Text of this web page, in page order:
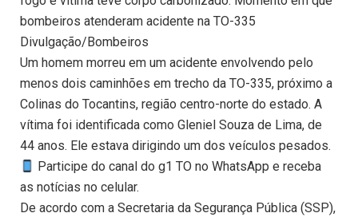
bombeiros atenderam acidente na TO-335
Divulgação/Bombeiros
Um homem morreu em um acidente envolvendo pelo
menos dois caminhões em trecho da TO-335, próximo a
Colinas do Tocantins, região centro-norte do estado. A
vítima foi identificada como Gleniel Souza de Lima, de
44 anos. Ele estava dirigindo um dos veículos pesados.
Participe do canal do g1 TO no WhatsApp e receba
as notícias no celular.
De acordo com a Secretaria da Segurança Pública (SSP),